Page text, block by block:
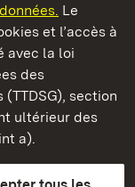
Le
et l’accès à
avec la loi
des
section
ultérieur des
a).